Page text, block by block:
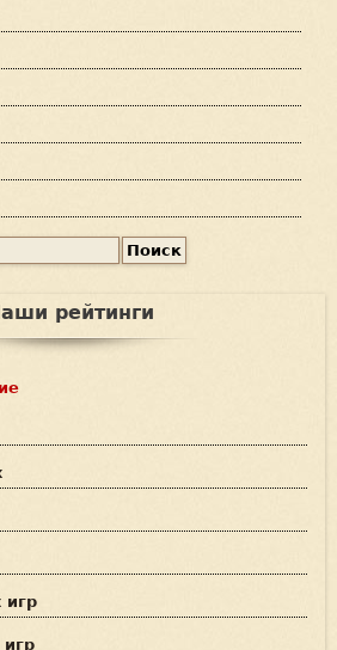
рейтинги
игр